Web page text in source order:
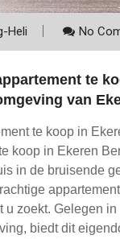
Heli No
te
van
te koop in
koop in Ekeren
in de bruisende
u zoekt. Gelegen
biedt dit